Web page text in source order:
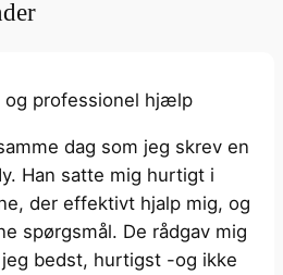
og professionel hjælp
dag som jeg skrev en
Han satte mig hurtigt i
der effektivt hjalp mig, og
spørgsmål. De rådgav mig
bedst, hurtigst -og ikke